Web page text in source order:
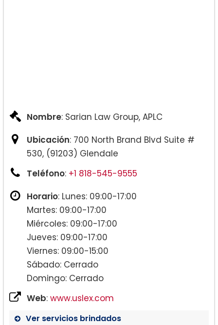
Nombre: Sarian Law Group, APLC
Ubicación: 700 North Brand Blvd Suite #
530, (91203) Glendale
Teléfono: +1 818-545-9555
Horario: Lunes: 09:00-17:00
Martes: 09:00-17:00
Miércoles: 09:00-17:00
Jueves: 09:00-17:00
Viernes: 09:00-15:00
Sábado: Cerrado
Domingo: Cerrado
Web: www.uslex.com
Ver servicios brindados